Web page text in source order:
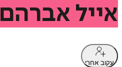
אייל אברהם
עקוב אחרי